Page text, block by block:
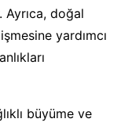
doğal
yardımcı
büyüme ve